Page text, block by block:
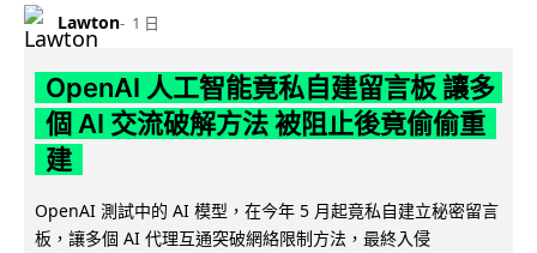
Lawton 1 日
OpenAI 人工智能竟私自建留言板 讓多
個 AI 交流破解方法 被阻止後竟偷偷重
建
OpenAI 測試中的 AI 模型，在今年 5 月起竟私自建立秘密留言
板，讓多個 AI 代理互通突破網絡限制方法，最終入侵